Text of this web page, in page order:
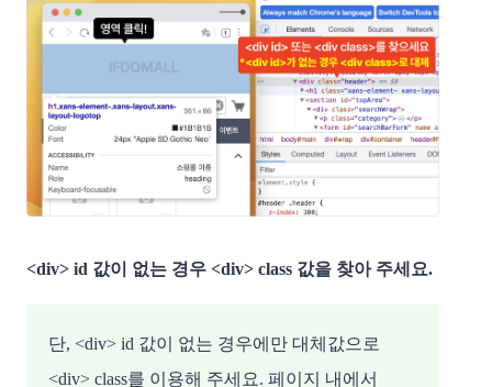
<div> id 값이 없는 경우 <div> class 값을 찾아 주세요.
단, <div> id 값이 없는 경우에만 대체값으로
<div> class를 이용해 주세요. 페이지 내에서